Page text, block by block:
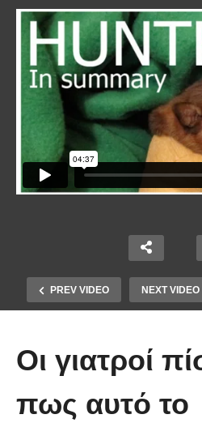
PREV VIDEO NEXT VIDEO
Οι γιατροί
πως αυτό το